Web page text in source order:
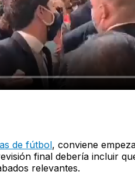
de fútbol, conviene
final debería incluir
relevantes.